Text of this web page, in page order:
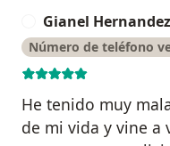
Gianel Hernandez
Número de teléfono
He tenido muy
de mi vida y vine a